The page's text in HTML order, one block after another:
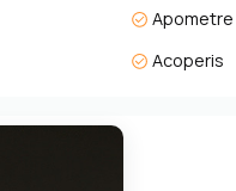
Apometre
Acoperis